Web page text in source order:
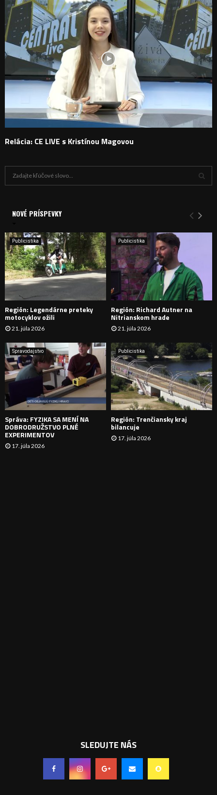
Relácia: CE LIVE s Kristínou Magovou
i
e
:
Y
H
D
A
N
I
E
NOVÉ PRÍSPEVKY
Publicistika
Región: Legendárne preteky
motocyklov ožili
21. júla 2026
Publicistika
Región: Richard Autner na
Nitrianskom hrade
21. júla 2026
Spravodajstvo
Správa: FYZIKA SA MENÍ NA
DOBRODRUŽSTVO PLNÉ
EXPERIMENTOV
17. júla 2026
Publicistika
Región: Trenčiansky kraj
bilancuje
17. júla 2026
SLEDUJTE NÁS